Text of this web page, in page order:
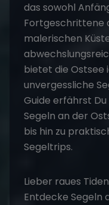
das sowohl
Fortgeschrittene
malerischen
bietet die Ostsee
unvergessliche
Guide erfährst
Segeln an der
bis hin zu
Segeltrips.
Lieber raues
Entdecke Segeln